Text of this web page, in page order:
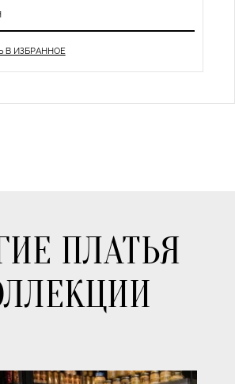
В ИЗБРАННОЕ
ПЛАТЬЯ